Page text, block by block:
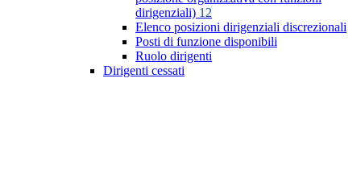
dirigenziali) 12
Elenco posizioni dirigenziali discrezionali
Posti di funzione disponibili
Ruolo dirigenti
Dirigenti cessati